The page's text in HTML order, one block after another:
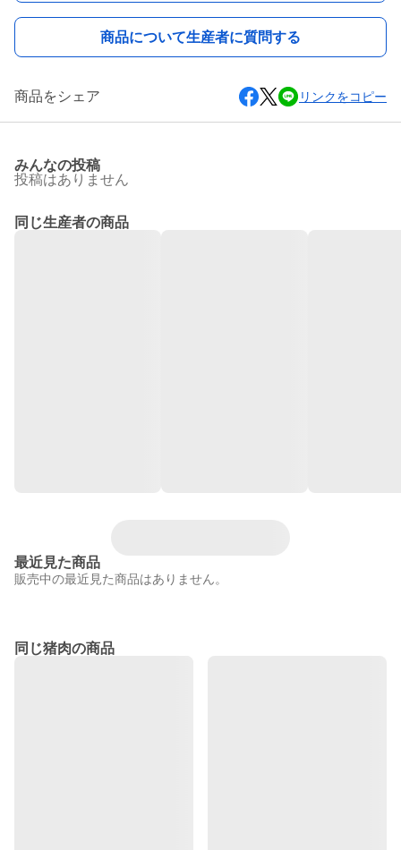
商品について生産者に質問する
商品をシェア リンクをコピー
みんなの投稿
投稿はありません
同じ生産者の商品
最近見た商品
販売中の最近見た商品はありません。
同じ猪肉の商品